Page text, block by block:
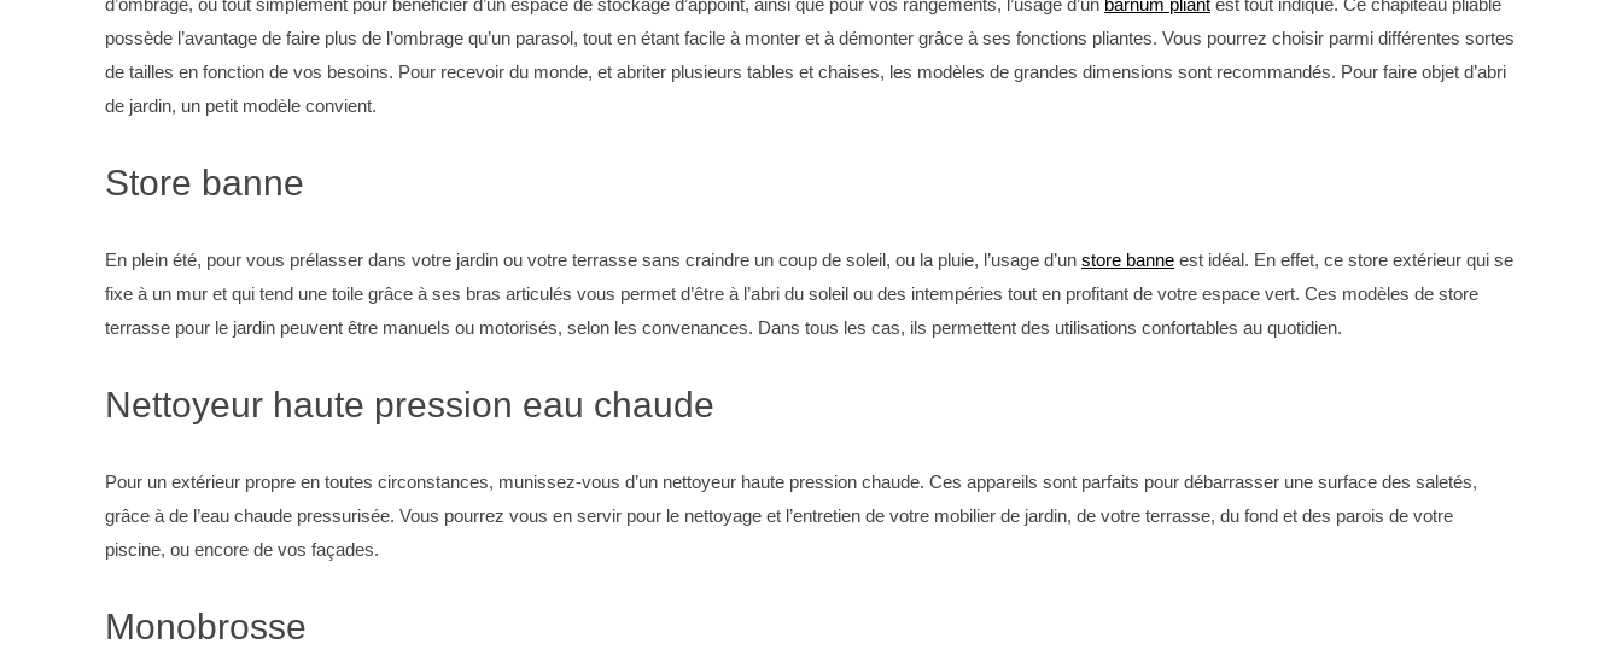
d’ombrage, ou tout simplement pour bénéficier d’un espace de stockage d’appoint, ainsi que pour vos rangements, l’usage d’un barnum pliant est tout indiqué. Ce chapiteau pliable
possède l’avantage de faire plus de l’ombrage qu’un parasol, tout en étant facile à monter et à démonter grâce à ses fonctions pliantes. Vous pourrez choisir parmi différentes sortes
de tailles en fonction de vos besoins. Pour recevoir du monde, et abriter plusieurs tables et chaises, les modèles de grandes dimensions sont recommandés. Pour faire objet d’abri
de jardin, un petit modèle convient.
Store banne
En plein été, pour vous prélasser dans votre jardin ou votre terrasse sans craindre un coup de soleil, ou la pluie, l’usage d’un store banne est idéal. En effet, ce store extérieur qui se
fixe à un mur et qui tend une toile grâce à ses bras articulés vous permet d’être à l’abri du soleil ou des intempéries tout en profitant de votre espace vert. Ces modèles de store
terrasse pour le jardin peuvent être manuels ou motorisés, selon les convenances. Dans tous les cas, ils permettent des utilisations confortables au quotidien.
Nettoyeur haute pression eau chaude
Pour un extérieur propre en toutes circonstances, munissez-vous d’un nettoyeur haute pression chaude. Ces appareils sont parfaits pour débarrasser une surface des saletés,
grâce à de l’eau chaude pressurisée. Vous pourrez vous en servir pour le nettoyage et l’entretien de votre mobilier de jardin, de votre terrasse, du fond et des parois de votre
piscine, ou encore de vos façades.
Monobrosse